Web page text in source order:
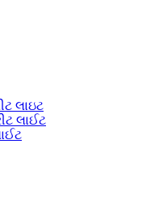
લાઇટ
લાઈટ